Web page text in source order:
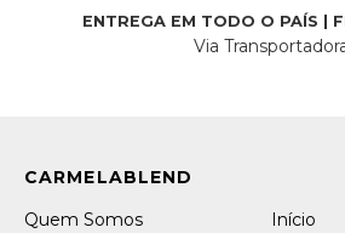
ENTREGA EM TODO O PAÍS |
Via
Quem Somos Início